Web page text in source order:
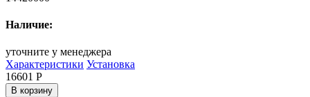
Наличие:
уточните у менеджера
Характеристики Установка
16601 Р
В корзину